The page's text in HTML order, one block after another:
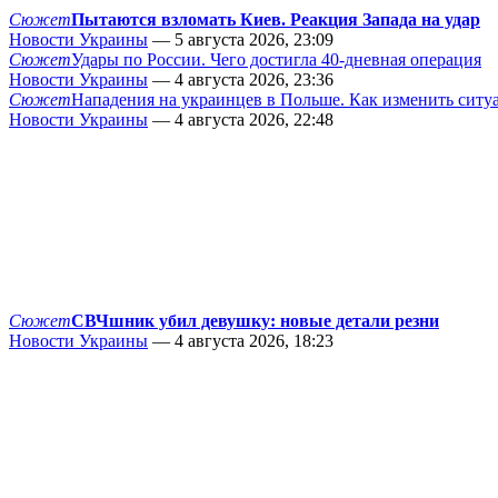
СюжетПытаются взломать Киев. Реакция Запада на удар
Новости Украины — 5 августа 2026, 23:09
СюжетУдары по России. Чего достигла 40-дневная операция
Новости Украины — 4 августа 2026, 23:36
СюжетНападения на украинцев в Польше. Как изменить
Новости Украины — 4 августа 2026, 22:48
СюжетСВЧшник убил девушку: новые детали резни
Новости Украины — 4 августа 2026, 18:23